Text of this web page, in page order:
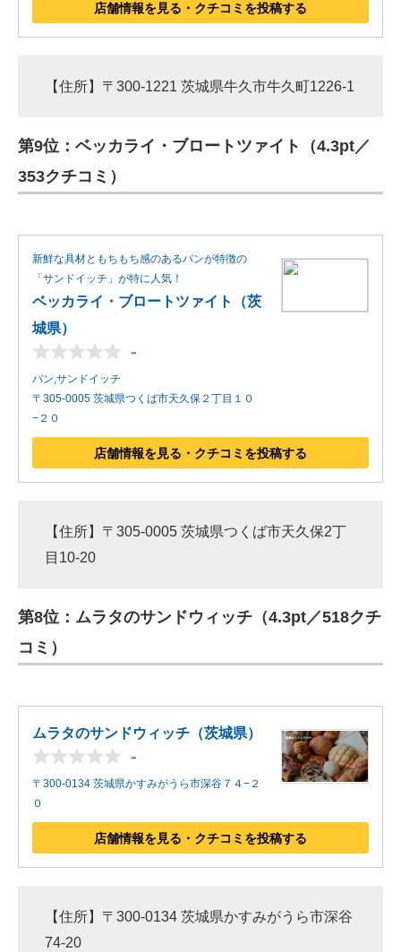
店舗情報を見る・クチコミを投稿する
【住所】〒300-1221 茨城県牛久市牛久町1226-1
第9位：ベッカライ・ブロートツァイト（4.3pt／
353クチコミ）
新鮮な具材ともちもち感のあるパンが特徴の
「サンドイッチ」が特に人気！
ベッカライ・ブロートツァイト（茨
城県）
-
パン,サンドイッチ
〒305-0005 茨城県つくば市天久保２丁目１０
−２０
店舗情報を見る・クチコミを投稿する
【住所】〒305-0005 茨城県つくば市天久保2丁
目10-20
第8位：ムラタのサンドウィッチ（4.3pt／518クチ
コミ）
ムラタのサンドウィッチ（茨城県）
-
〒300-0134 茨城県かすみがうら市深谷７４−２
０
店舗情報を見る・クチコミを投稿する
【住所】〒300-0134 茨城県かすみがうら市深谷
74-20